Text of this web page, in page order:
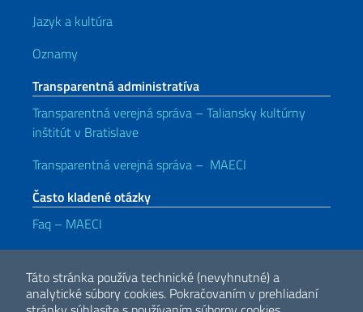
Táto stránka používa technické (nevyhnutné) a
analytické súbory cookies. Pokračovaním v prehliadaní
Jazyk a kultúra
Oznamy
Transparentná administratíva
Transparentná verejná správa – Taliansky kultúrny
inštitút v Bratislave
Transparentná verejná správa – MAECI
Často kladené otázky
Faq – MAECI
Užitočné odkazy
Note legaliPrivacy e cookie policyDichiarazione di accessibilità